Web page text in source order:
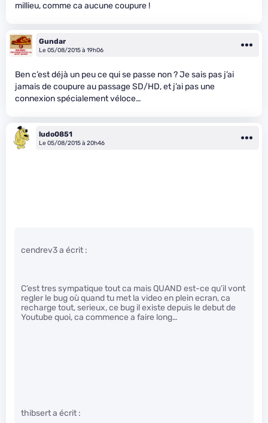
millieu, comme ca aucune coupure !
Gundar
Le 05/08/2015 à 19h06
Ben c’est déjà un peu ce qui se passe non ? Je sais pas j’ai
jamais de coupure au passage SD/HD, et j’ai pas une
connexion spécialement véloce…
ludo0851
Le 05/08/2015 à 20h46
cendrev3 a écrit :
C’est tres sympatique tout ca mais QUAND est-ce qu’il vont
regler le bug où quand tu met la video en plein ecran, ca
recharge tout, serieux, ce bug il existe depuis le debut de
Youtube quoi, ca commence a faire long…
thibsert a écrit :